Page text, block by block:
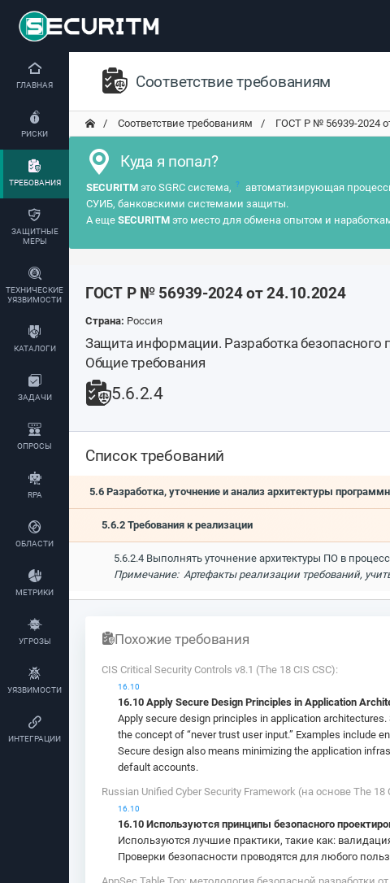
ГЛАВНАЯ
РИСКИ
ТРЕБОВАНИЯ
ЗАЩИТНЫЕ
МЕРЫ
ТЕХНИЧЕСКИЕ
УЯЗВИМОСТИ
КАТАЛОГИ
ЗАДАЧИ
ОПРОСЫ
RPA
ОБЛАСТИ
МЕТРИКИ
УГРОЗЫ
УЯЗВИМОСТИ
ИНТЕГРАЦИИ
Соответствие требованиям
Соответствие требованиям ГОСТ Р № 56939-2024
Куда я попал?
SECURITM это SGRC система, ? автоматизирующая
СУИБ, банковскими системами защиты.
А еще SECURITM это место для обмена опытом и
ГОСТ Р № 56939-2024 от 24.10.2024
Страна: Россия
Защита информации. Разработка безопасного
Общие требования
5.6.2.4
Список требований
5.6 Разработка, уточнение и анализ архитектуры
5.6.2 Требования к реализации
5.6.2.4 Выполнять уточнение архитектуры ПО в
Примечание: Артефакты реализации требований,
Похожие требования
CIS Critical Security Controls v8.1 (The 18 CIS CSC):
16.10
16.10 Apply Secure Design Principles in Application
Apply secure design principles in application
the concept of “never trust user input.” Examples include
Secure design also means minimizing the application
default accounts.
Russian Unified Cyber Security Framework (на основе The 18
16.10
16.10 Используются принципы безопасного
Используются лучшие практики, такие как:
Проверки безопасности проводятся для любого